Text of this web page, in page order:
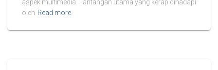
aspek multimedia. Tantangan utama yang kerap dihadapi
oleh Read more